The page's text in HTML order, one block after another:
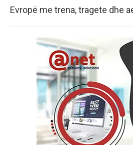
Evropë me trena, tragete dhe